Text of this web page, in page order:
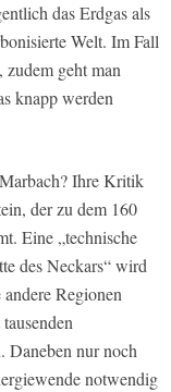
das Erdgas als
Welt. Im Fall
geht man
knapp werden
Ihre Kritik
der zu dem 160
Eine „technische
des Neckars“ wird
Regionen
Daneben nur noch
notwendig